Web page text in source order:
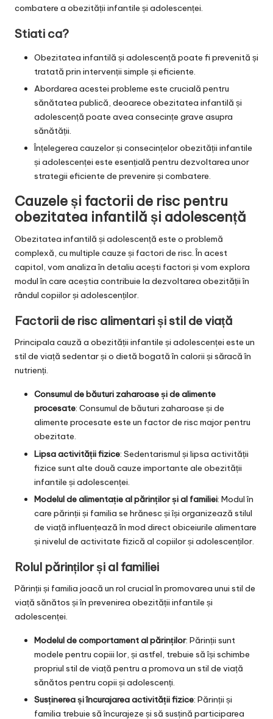
combatere a obezității infantile și adolescenței.
Stiati ca?
Obezitatea infantilă și adolescență poate fi prevenită și
tratată prin intervenții simple și eficiente.
Abordarea acestei probleme este crucială pentru
sănătatea publică, deoarece obezitatea infantilă și
adolescență poate avea consecințe grave asupra
sănătății.
Înțelegerea cauzelor și consecințelor obezității infantile
și adolescenței este esențială pentru dezvoltarea unor
strategii eficiente de prevenire și combatere.
Cauzele și factorii de risc pentru
obezitatea infantilă și adolescență
Obezitatea infantilă și adolescență este o problemă
complexă, cu multiple cauze și factori de risc. În acest
capitol, vom analiza în detaliu acești factori și vom explora
modul în care aceștia contribuie la dezvoltarea obezității în
rândul copiilor și adolescenților.
Factorii de risc alimentari și stil de viață
Principala cauză a obezității infantile și adolescenței este un
stil de viață sedentar și o dietă bogată în calorii și săracă în
nutrienți.
Consumul de băuturi zaharoase și de alimente
procesate: Consumul de băuturi zaharoase și de
alimente procesate este un factor de risc major pentru
obezitate.
Lipsa activității fizice: Sedentarismul și lipsa activității
fizice sunt alte două cauze importante ale obezității
infantile și adolescenței.
Modelul de alimentație al părinților și al familiei: Modul în
care părinții și familia se hrănesc și își organizează stilul
de viață influențează în mod direct obiceiurile alimentare
și nivelul de activitate fizică al copiilor și adolescenților.
Rolul părinților și al familiei
Părinții și familia joacă un rol crucial în promovarea unui stil de
viață sănătos și în prevenirea obezității infantile și
adolescenței.
Modelul de comportament al părinților: Părinții sunt
modele pentru copiii lor, și astfel, trebuie să își schimbe
propriul stil de viață pentru a promova un stil de viață
sănătos pentru copii și adolescenți.
Susținerea și încurajarea activității fizice: Părinții și
familia trebuie să încurajeze și să susțină participarea